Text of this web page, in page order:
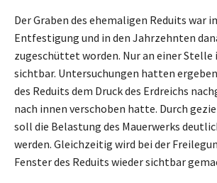
Der Graben des ehemaligen Reduits war
Entfestigung und in den Jahrzehnten
zugeschüttet worden. Nur an einer Stelle
sichtbar. Untersuchungen hatten
des Reduits dem Druck des Erdreichs
nach innen verschoben hatte. Durch
soll die Belastung des Mauerwerks
werden. Gleichzeitig wird bei der
Fenster des Reduits wieder sichtbar